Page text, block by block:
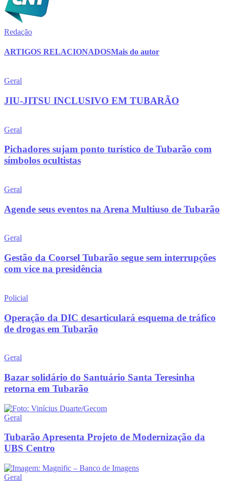
Redação
ARTIGOS RELACIONADOSMais do autor
Geral
JIU-JITSU INCLUSIVO EM TUBARÃO
Geral
Pichadores sujam ponto turístico de Tubarão com
símbolos ocultistas
Geral
Agende seus eventos na Arena Multiuso de Tubarão
Geral
Gestão da Coorsel Tubarão segue sem interrupções
com vice na presidência
Policial
Operação da DIC desarticulará esquema de tráfico
de drogas em Tubarão
Geral
Bazar solidário do Santuário Santa Teresinha
retorna em Tubarão
Geral
Tubarão Apresenta Projeto de Modernização da
UBS Centro
Geral